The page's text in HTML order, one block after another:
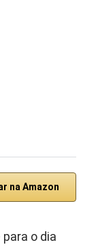
na Amazon
o dia